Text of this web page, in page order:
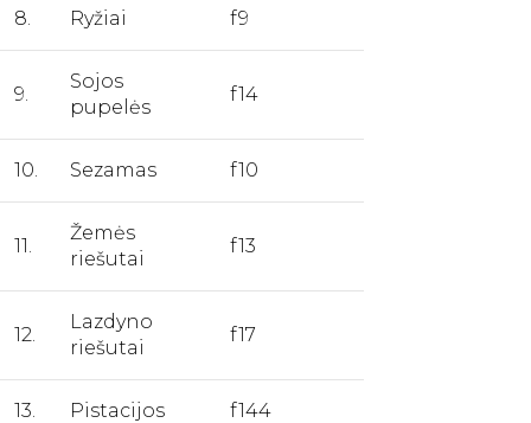
8. Ryžiai f9
9.
Sojos
pupelės
f14
10. Sezamas f10
11.
Žemės
riešutai
f13
12.
Lazdyno
riešutai
f17
13. Pistacijos f144